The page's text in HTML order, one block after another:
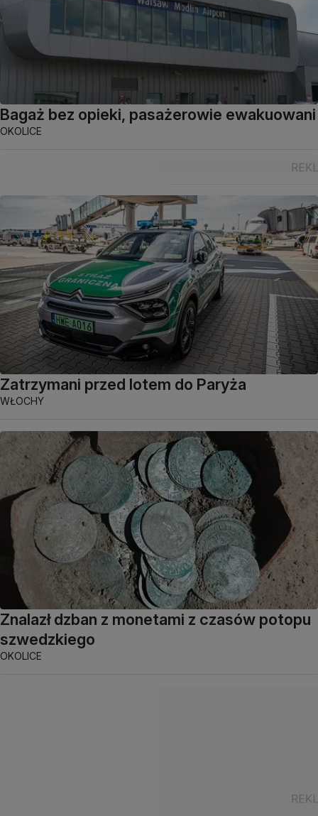
Bagaż bez opieki, pasażerowie ewakuowani
OKOLICE
Zatrzymani przed lotem do Paryża
WŁOCHY
Znalazł dzban z monetami z czasów potopu
szwedzkiego
OKOLICE